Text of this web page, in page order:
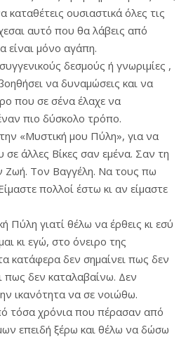
καταθέτεις ουσιαστικά όλες τις
αυτό που θα λάβεις από
είναι μόνο αγάπη.
δεσμούς ή γνωριμίες ,
να δυναμώσεις και να
που σε σένα έλαχε να
πιο δύσκολο τρόπο.
«Μυστική μου Πύλη», για να
άλλες Βίκες σαν εμένα. Σαν τη
Ζωή. Τον Βαγγέλη. Να τους πω
πολλοί έστω κι αν είμαστε
Πύλη γιατί θέλω να έρθεις κι εσύ
κι εγώ, στο όνειρο της
κατάφερα δεν σημαίνει πως δεν
πως δεν καταλαβαίνω. Δεν
ικανότητα να σε νοιώθω.
τόσα χρόνια που πέρασαν από
επειδή ξέρω και θέλω να δώσω